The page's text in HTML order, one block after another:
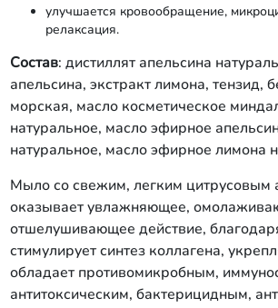
улучшается кровообращение,
релаксация.
Состав: дистиллят апельсина
апельсина, экстракт лимона, тензид,
морская, масло косметическое
натуральное, масло эфирное
натуральное, масло эфирное лимона
Мыло со свежим, легким цитрусовым
оказывает увлажняющее,
отшелушивающее действие,
стимулирует синтез коллагена,
обладает противомикробным,
антитоксическим, бактерицидным,